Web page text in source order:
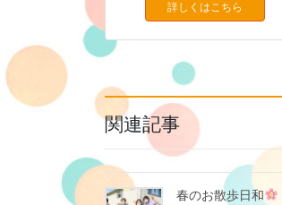
詳しくはこちら
関連記事
春のお散歩日和